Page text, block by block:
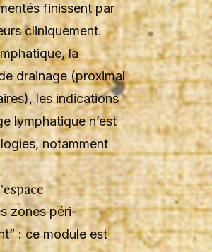
finissent par
cliniquement.
la
drainage (proximal
les indications
lymphatique n’est
notamment
zones péri-
: ce module est